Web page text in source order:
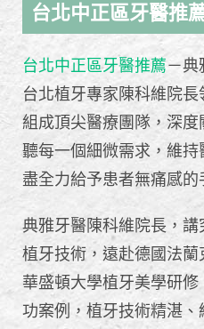
台北中正區牙醫推
台北中正區牙醫推薦－典
台北植牙專家陳科維院
組成頂尖醫療團隊，深
聽每一個細微需求，維持
盡全力給予患者無痛感的
典雅牙醫陳科維院長，
植牙技術，遠赴德國法
華盛頓大學植牙美學研
功案例，植牙技術精湛